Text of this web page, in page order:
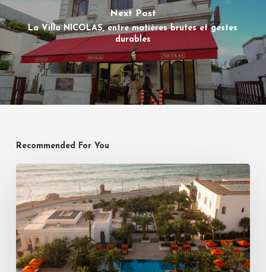
Next Post
La Villa NICOLAS, entre matières brutes et gestes
durables
Recommended For You